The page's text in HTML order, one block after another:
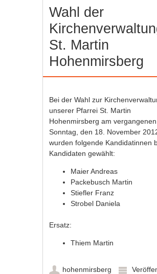
Wahl der
St. Martin
Hohenmirsberg
Bei der Wahl zur
unserer Pfarrei St. Martin
Hohenmirsberg am vergangenen
Sonntag, den 18. November
wurden folgende Kandidatinnen
Kandidaten gewählt:
Maier Andreas
Packebusch Martin
Stiefler Franz
Strobel Daniela
Ersatz:
Thiem Martin
hohenmirsberg